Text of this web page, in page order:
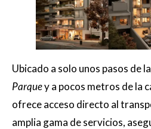
Ubicado a solo unos pasos de
Parquey a pocos metros de la
ofrece acceso directo al
amplia gama de servicios,